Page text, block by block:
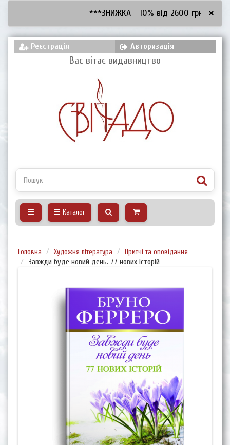
***ЗНИЖКА - 10% від 2600 грн, - 15%
×
Реєстрація Авторизація
Вас вітає видавництво
Каталог
Головна Художня література
Притчі та оповідання
Завжди буде новий день. 77 нових історій